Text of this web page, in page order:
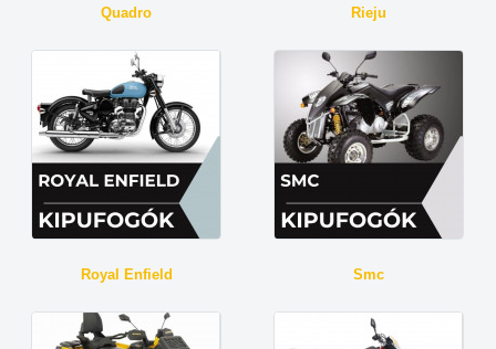
Quadro Rieju
Royal Enfield Smc